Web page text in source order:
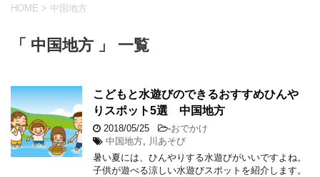
HOME > 中国地方
「 中国地方 」 一覧
こどもと水遊びのできるおすすめひんや
りスポット5選 中国地方
2018/05/25 -おでかけ
中国地方
川あそび
暑い夏には、ひんやりする水遊びがいいですよね。
子供が遊べる涼しい水遊びスポットを紹介します。